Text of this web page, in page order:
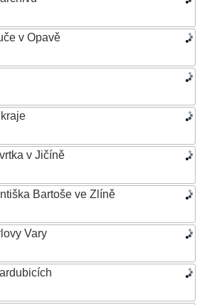
v Opavě
v Jičíně
Bartoše ve Zlíně
Vary